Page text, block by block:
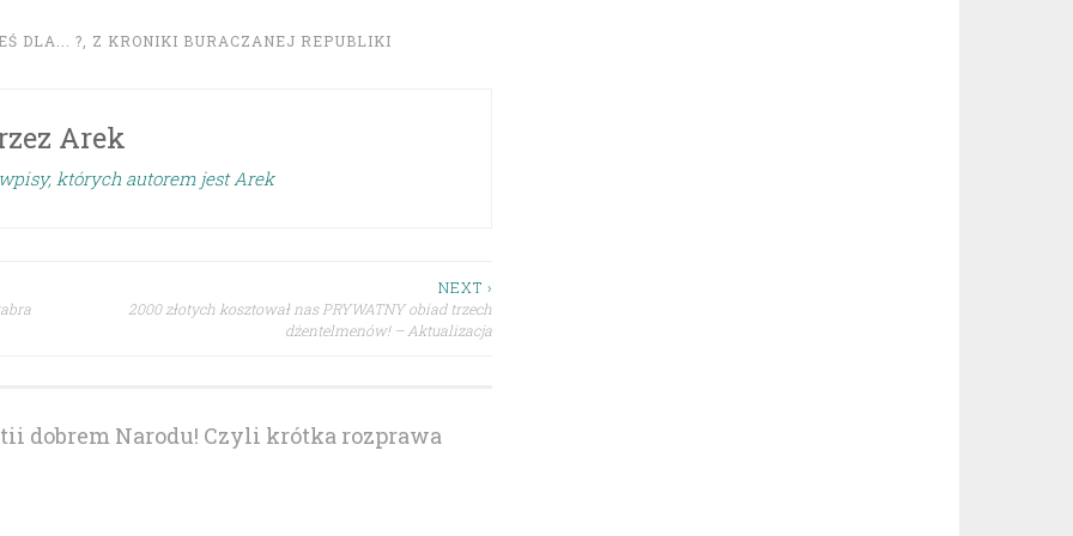
DLA... ? Z KRONIKI BURACZANEJ REPUBLIKI
Arek
których autorem jest Arek
NEXT ›
2000 złotych kosztował nas PRYWATNY obiad trzech
dżentelmenów! – Aktualizacja
dobrem Narodu! Czyli krótka rozprawa